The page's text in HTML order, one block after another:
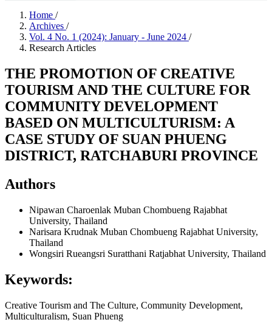
Home /
Archives /
Vol. 4 No. 1 (2024): January - June 2024 /
Research Articles
THE PROMOTION OF CREATIVE
TOURISM AND THE CULTURE FOR
COMMUNITY DEVELOPMENT
BASED ON MULTICULTURISM: A
CASE STUDY OF SUAN PHUENG
DISTRICT, RATCHABURI PROVINCE
Authors
Nipawan Charoenlak Muban Chombueng Rajabhat
University, Thailand
Narisara Krudnak Muban Chombueng Rajabhat University,
Thailand
Wongsiri Rueangsri Suratthani Ratjabhat University, Thailand
Keywords:
Creative Tourism and The Culture, Community Development,
Multiculturalism, Suan Phueng